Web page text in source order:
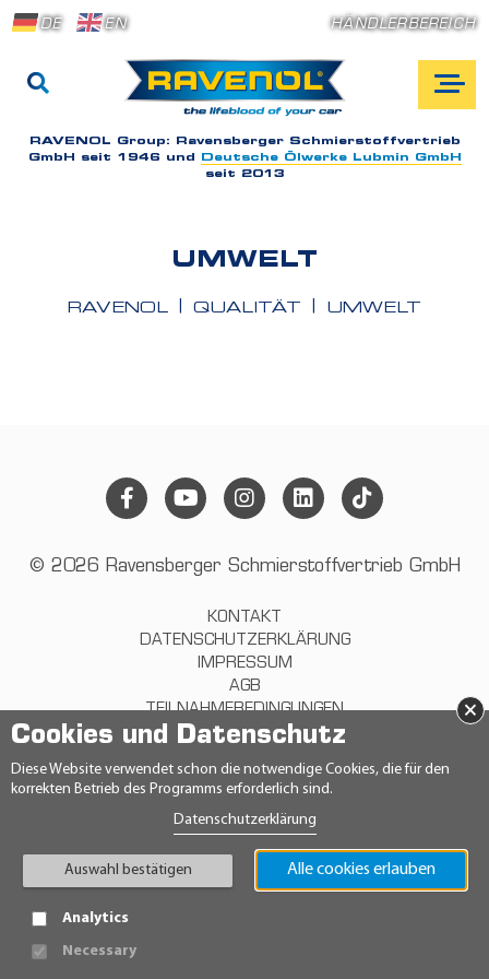
DE EN HÄNDLERBEREICH
RAVENOL Group: Ravensberger Schmierstoffvertrieb
GmbH seit 1946 und
Deutsche Ölwerke Lubmin GmbH
seit 2013
UMWELT
RAVENOL QUALITÄT UMWELT
Cookies und Datenschutz
Diese Website verwendet schon die notwendige Cookies, die für den
korrekten Betrieb des Programms erforderlich sind.
Datenschutzerklärung
Auswahl bestätigen Alle cookies erlauben
×
Analytics
Necessary
© 2026 Ravensberger Schmierstoffvertrieb GmbH
KONTAKT
DATENSCHUTZERKLÄRUNG
IMPRESSUM
AGB
TEILNAHMEBEDINGUNGEN
HINWEISGEBERRICHTLINIE